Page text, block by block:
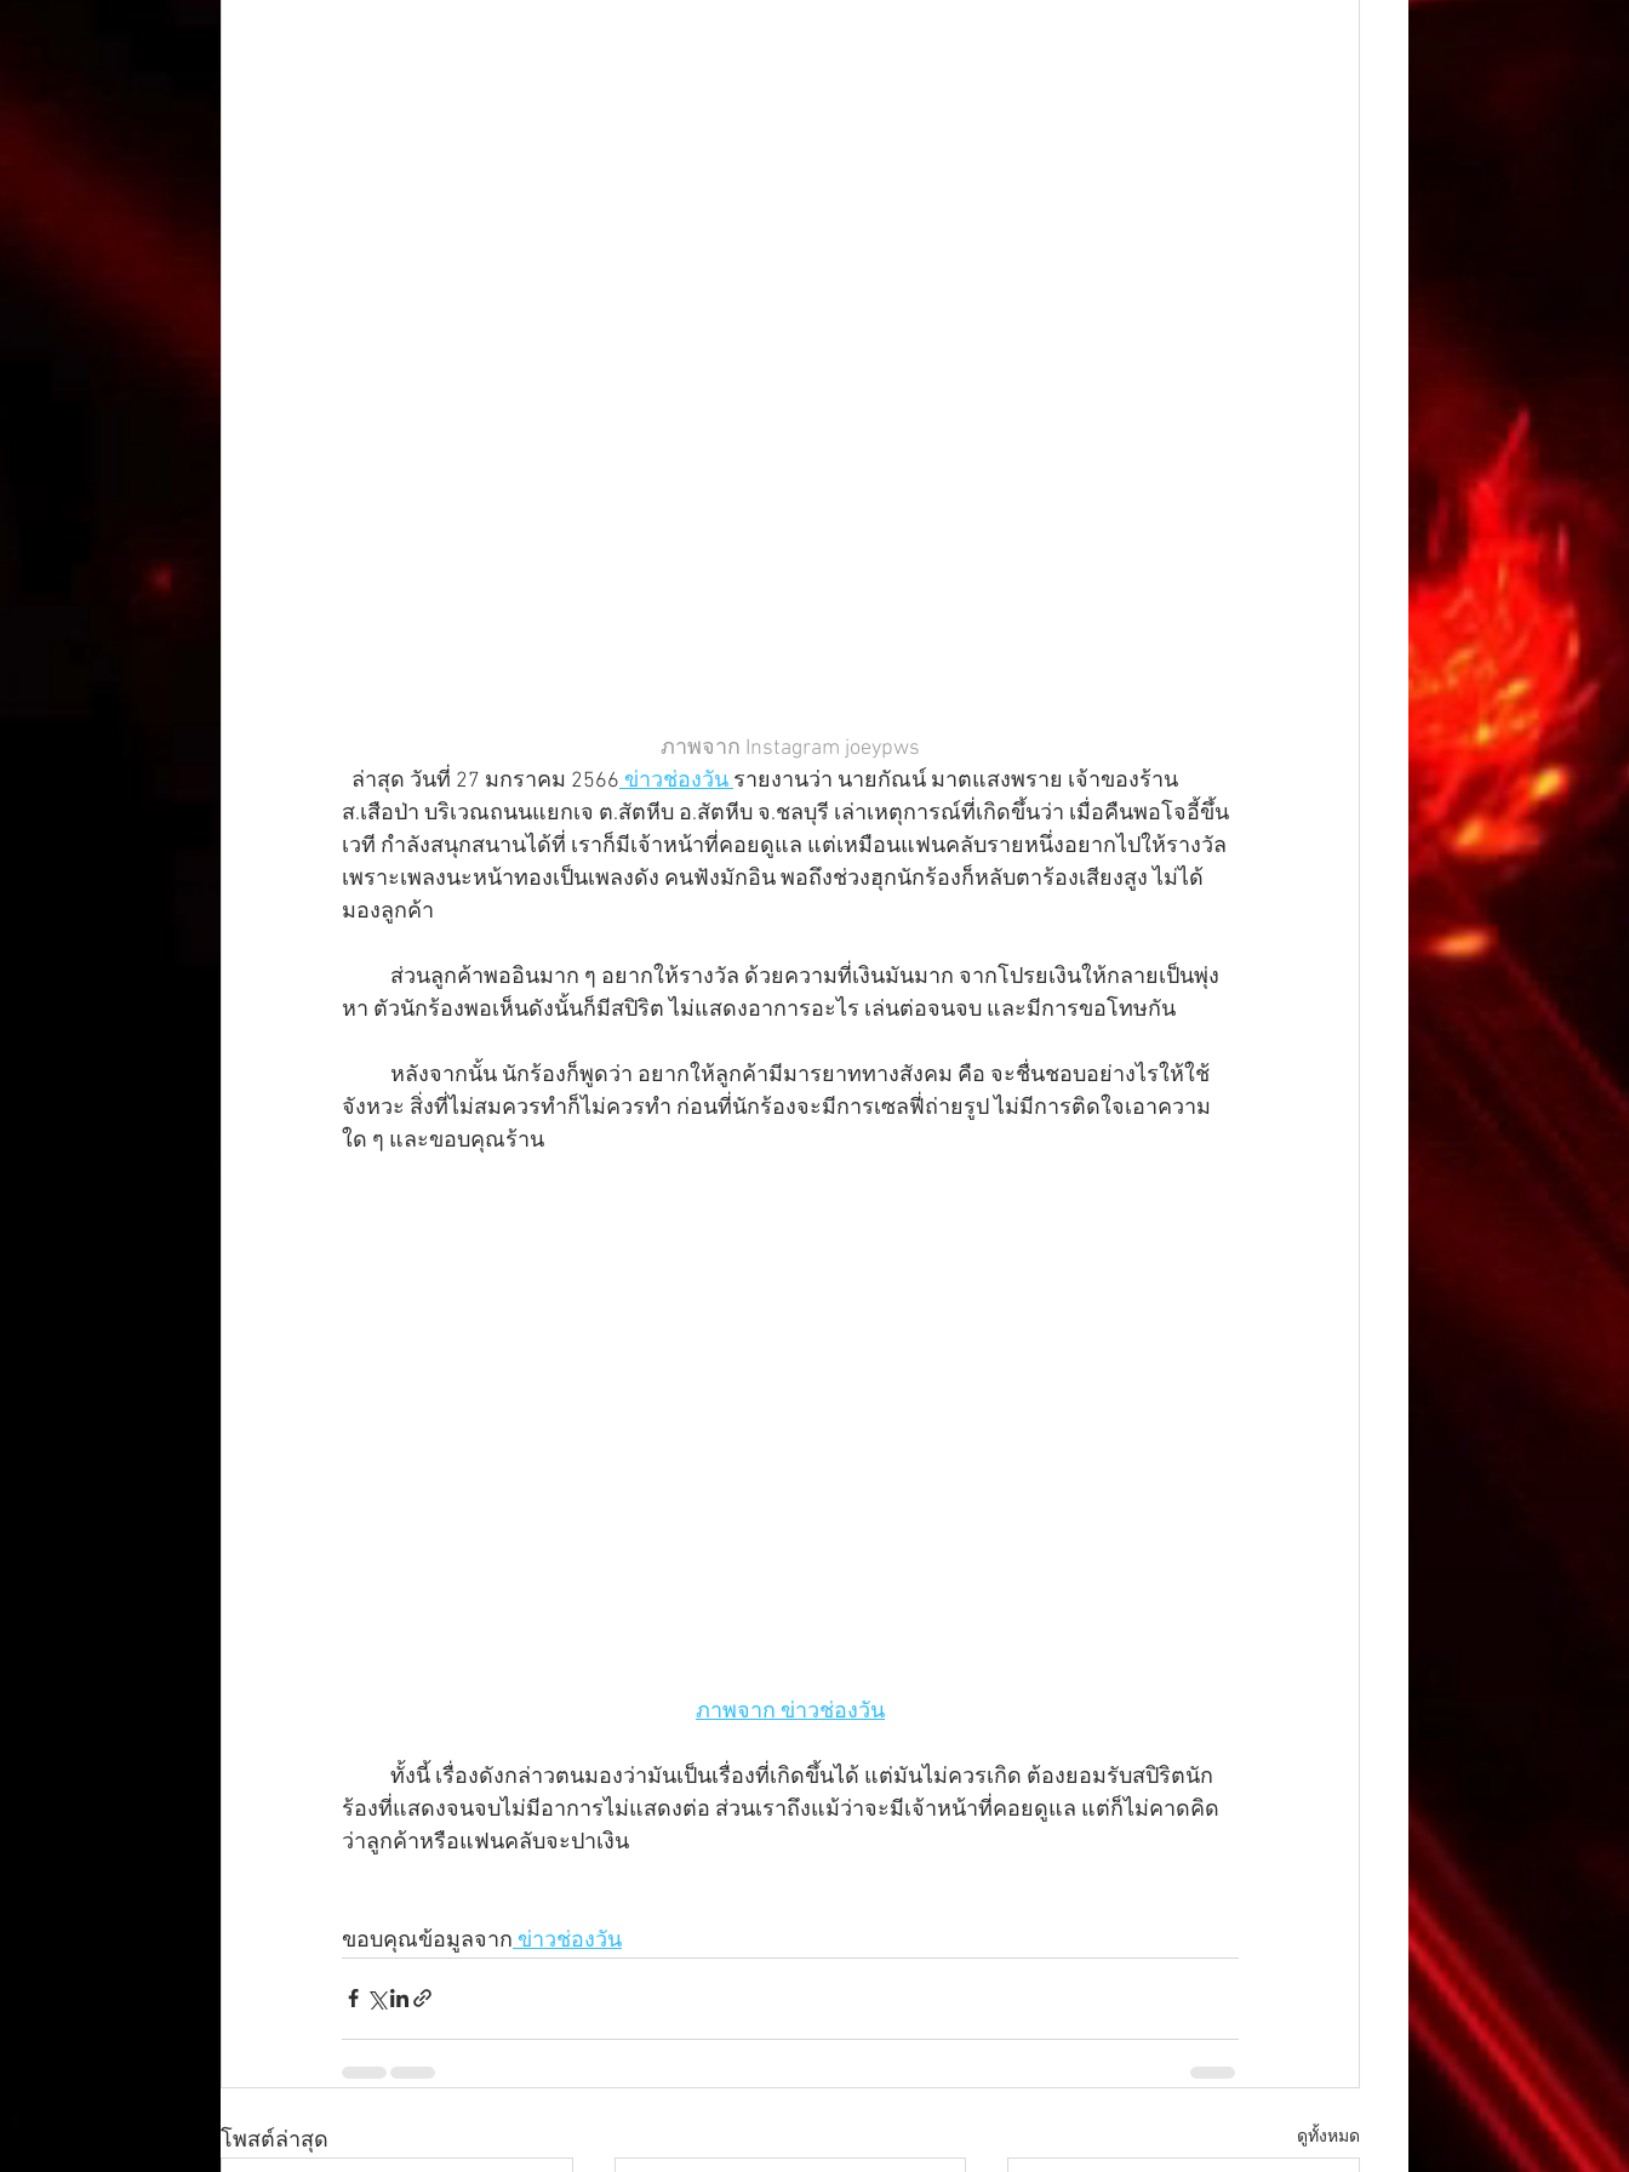
ภาพจาก Instagram joeypws
  ล่าสุด วันที่ 27 มกราคม 2566
ข่าวช่องวัน รายงานว่า นายกัณน์ มาตแสงพราย เจ้าของร้าน
ส.เสือป่า บริเวณถนนแยกเจ ต.สัตหีบ อ.สัตหีบ จ.ชลบุรี เล่าเหตุการณ์ที่เกิดขึ้นว่า เมื่อคืนพอโจอี้ขึ้น
เวที กำลังสนุกสนานได้ที่ เราก็มีเจ้าหน้าที่คอยดูแล แต่เหมือนแฟนคลับรายหนึ่งอยากไปให้รางวัล
เพราะเพลงนะหน้าทองเป็นเพลงดัง คนฟังมักอิน พอถึงช่วงฮุกนักร้องก็หลับตาร้องเสียงสูง ไม่ได้
มองลูกค้า
หา ตัวนักร้องพอเห็นดังนั้นก็มีสปิริต ไม่แสดงอาการอะไร เล่นต่อจนจบ และมีการขอโทษกัน
จังหวะ สิ่งที่ไม่สมควรทำก็ไม่ควรทำ ก่อนที่นักร้องจะมีการเซลฟี่ถ่ายรูป ไม่มีการติดใจเอาความ
ใด ๆ และขอบคุณร้าน
ภาพจาก ข่าวช่องวัน
ร้องที่แสดงจนจบไม่มีอาการไม่แสดงต่อ ส่วนเราถึงแม้ว่าจะมีเจ้าหน้าที่คอยดูแล แต่ก็ไม่คาดคิด
ว่าลูกค้าหรือแฟนคลับจะปาเงิน
ขอบคุณข้อมูลจาก ข่าวช่องวัน
โพสต์ล่าสุด ดูทั้งหมด